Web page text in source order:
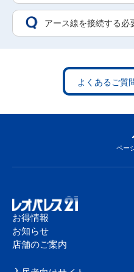
アース線を接続する必
ペー
お得情報
お知らせ
店舗のご案内